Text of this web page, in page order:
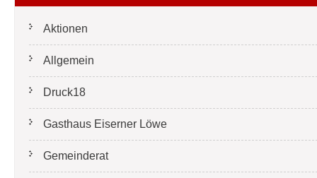
Aktionen
Allgemein
Druck18
Gasthaus Eiserner Löwe
Gemeinderat